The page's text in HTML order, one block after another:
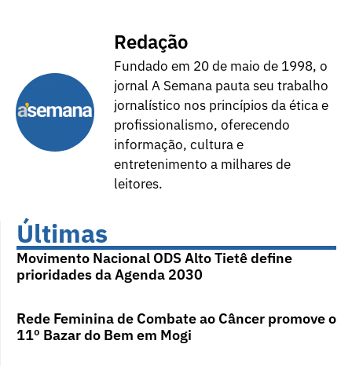
Redação
Fundado em 20 de maio de 1998, o
jornal A Semana pauta seu trabalho
jornalístico nos princípios da ética e
profissionalismo, oferecendo
informação, cultura e
entretenimento a milhares de
leitores.
Últimas
Movimento Nacional ODS Alto Tietê define
prioridades da Agenda 2030
Rede Feminina de Combate ao Câncer promove o
11º Bazar do Bem em Mogi